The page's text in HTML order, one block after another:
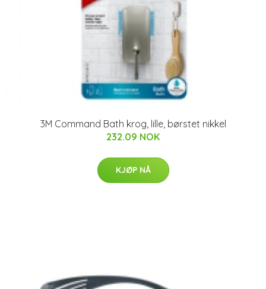
3M Command Bath krog, lille, børstet nikkel
232.09 NOK
KJØP NÅ